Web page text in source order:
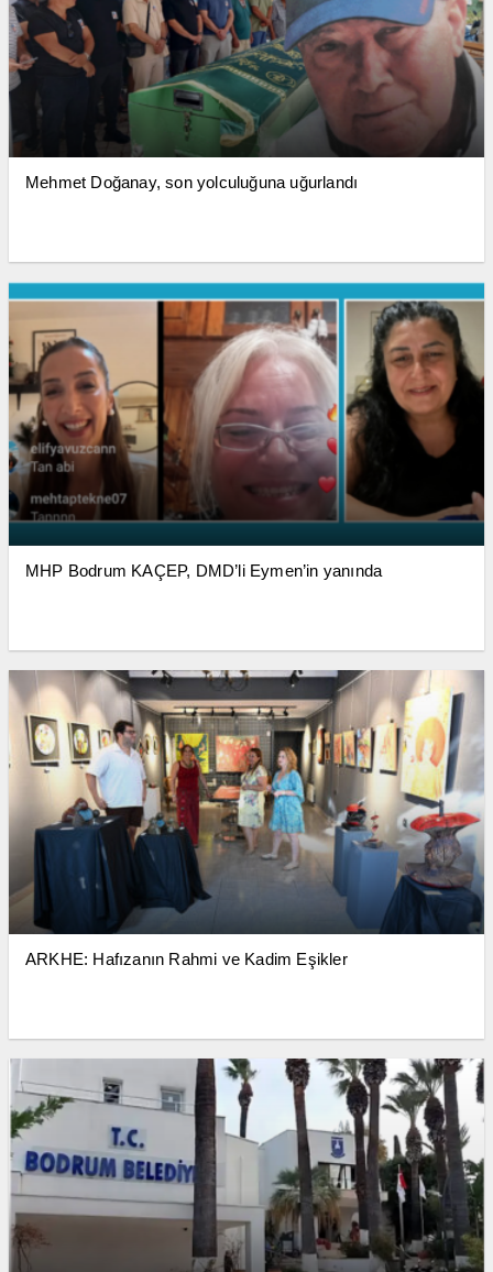
Mehmet Doğanay, son yolculuğuna uğurlandı
MHP Bodrum KAÇEP, DMD’li Eymen’in yanında
ARKHE: Hafızanın Rahmi ve Kadim Eşikler